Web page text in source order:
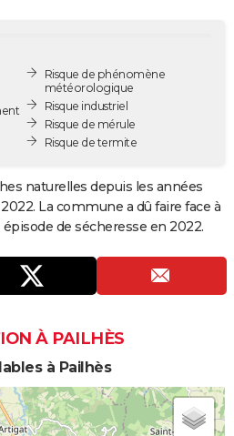
Risque de phénomène
météorologique
Risque industriel
Risque de mérule
Risque de termite
naturelles depuis les années
La commune a dû faire face à
de sécheresse en 2022.
À PAILHÈS
à Pailhès